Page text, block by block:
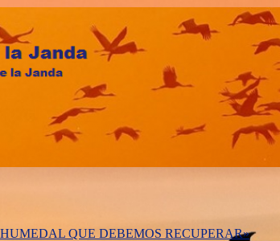
QUE DEBEMOS RECUPERAR»